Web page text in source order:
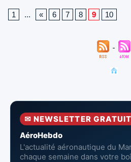
1 ... « 6 7 8 9 10
✉ NEWSLETTER
AéroHebdo
L'actualité aéronautique du
chaque semaine dans votre